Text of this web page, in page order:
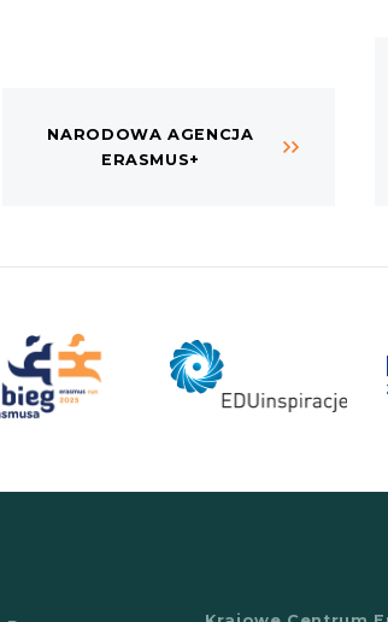
NARODOWA AGENCJA
ERASMUS+